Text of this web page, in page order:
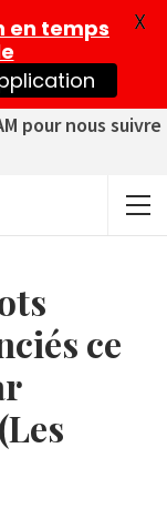
pour nous suivre
ce
en temps
X